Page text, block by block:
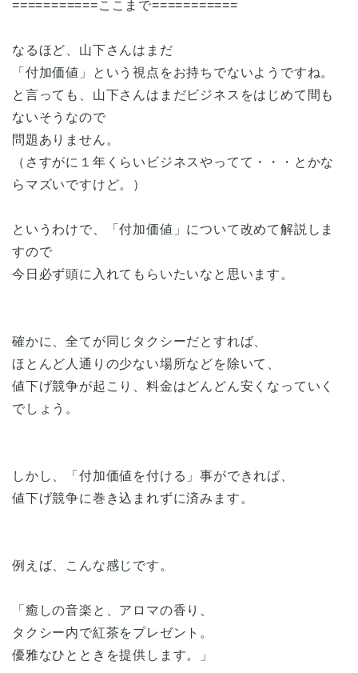
===========ここまで===========
なるほど、山下さんはまだ
「付加価値」という視点をお持ちでないようですね。
と言っても、山下さんはまだビジネスをはじめて間も
ないそうなので
問題ありません。
（さすがに１年くらいビジネスやってて・・・とかな
らマズいですけど。）
というわけで、「付加価値」について改めて解説しま
すので
今日必ず頭に入れてもらいたいなと思います。
確かに、全てが同じタクシーだとすれば、
ほとんど人通りの少ない場所などを除いて、
値下げ競争が起こり、料金はどんどん安くなっていく
でしょう。
しかし、「付加価値を付ける」事ができれば、
値下げ競争に巻き込まれずに済みます。
例えば、こんな感じです。
「癒しの音楽と、アロマの香り、
タクシー内で紅茶をプレゼント。
優雅なひとときを提供します。」